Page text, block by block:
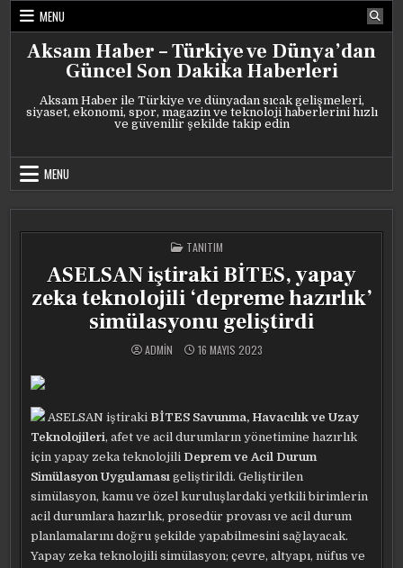
Skip
content
MENU
Aksam Haber – Türkiye ve Dünya’dan
Güncel Son Dakika Haberleri
Aksam Haber ile Türkiye ve dünyadan sıcak gelişmeleri,
siyaset, ekonomi, spor, magazin ve teknoloji haberlerini hızlı
ve güvenilir şekilde takip edin
MENU
POSTED
IN
TANITIM
ASELSAN iştiraki BİTES, yapay
zeka teknolojili ‘depreme hazırlık’
simülasyonu geliştirdi
ADMIN 16 MAYIS 2023
ASELSAN iştiraki BİTES Savunma, Havacılık ve Uzay
Teknolojileri, afet ve acil durumların yönetimine hazırlık
için yapay zeka teknolojili Deprem ve Acil Durum
Simülasyon Uygulaması geliştirildi. Geliştirilen
simülasyon, kamu ve özel kuruluşlardaki yetkili birimlerin
acil durumlara hazırlık, prosedür provası ve acil durum
planlamalarını doğru şekilde yapabilmesini sağlayacak.
Yapay zeka teknolojili simülasyon; çevre, altyapı, nüfus ve